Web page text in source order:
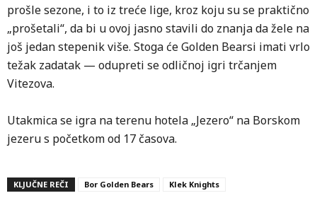
prošle sezone, i to iz treće lige, kroz koju su se praktično
„prošetali“, da bi u ovoj jasno stavili do znanja da žele na
još jedan stepenik više. Stoga će Golden Bearsi imati vrlo
težak zadatak — odupreti se odličnoj igri trčanjem
Vitezova.
Utakmica se igra na terenu hotela „Jezero“ na Borskom
jezeru s početkom od 17 časova.
KLJUČNE REČI Bor Golden Bears Klek Knights